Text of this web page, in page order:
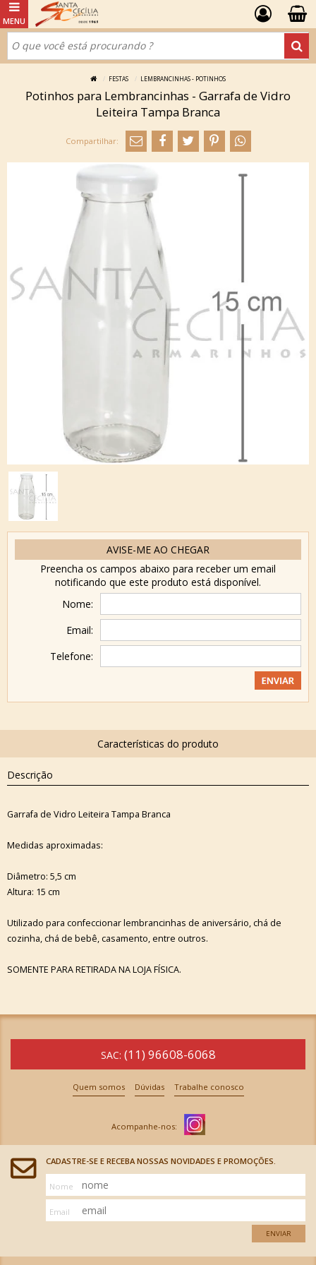
FESTAS LEMBRANCINHAS - POTINHOS
Potinhos para Lembrancinhas - Garrafa de Vidro
Leiteira Tampa Branca
AVISE-ME AO CHEGAR
Preencha os campos abaixo para receber um email
notificando que este produto está disponível.
Nome:
Email:
Telefone:
Descrição
Garrafa de Vidro Leiteira Tampa Branca
Medidas aproximadas:
Diâmetro: 5,5 cm
Altura: 15 cm
Utilizado para confeccionar lembrancinhas de aniversário, chá de
cozinha, chá de bebê, casamento, entre outros.
SOMENTE PARA RETIRADA NA LOJA FÍSICA.
SAC: (11) 96608-6068
Quem somos Dúvidas Trabalhe conosco
CADASTRE-SE E RECEBA NOSSAS NOVIDADES E PROMOÇÕES.
Nome
Email
ENVIAR